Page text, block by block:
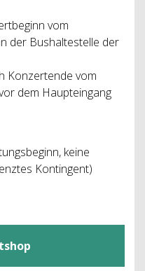
vom
der Bushaltestelle der
Konzertende vom
dem Haupteingang
keine
Kontingent)